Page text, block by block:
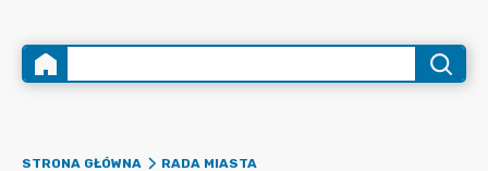
STRONA GŁÓWNA
RADA MIASTA